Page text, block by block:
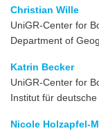
Christian Wille
UniGR-Center for
Department of
Katrin Becker
UniGR-Center for
Institut für
Nicole Holzapfel-